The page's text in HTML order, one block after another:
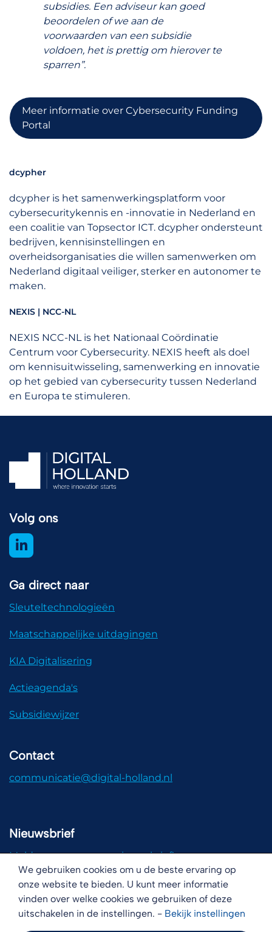
We gebruiken cookies om u de beste ervaring op
onze website te bieden. U kunt meer informatie
vinden over welke cookies we gebruiken of deze
uitschakelen in de instellingen. - Bekijk instellingen
subsidies. Een adviseur kan goed
beoordelen of we aan de
voorwaarden van een subsidie
voldoen, het is prettig om hierover te
sparren”.
Meer informatie over Cybersecurity Funding
Portal
dcypher
dcypher is het samenwerkingsplatform voor
cybersecuritykennis en -innovatie in Nederland en
een coalitie van Topsector ICT. dcypher ondersteunt
bedrijven, kennisinstellingen en
overheidsorganisaties die willen samenwerken om
Nederland digitaal veiliger, sterker en autonomer te
maken.
NEXIS | NCC-NL
NEXIS NCC-NL is het Nationaal Coördinatie
Centrum voor Cybersecurity. NEXIS heeft als doel
om kennisuitwisseling, samenwerking en innovatie
op het gebied van cybersecurity tussen Nederland
en Europa te stimuleren.
Volg ons
Ga direct naar
Sleuteltechnologieën
Maatschappelijke uitdagingen
KIA Digitalisering
Actieagenda's
Subsidiewijzer
Contact
communicatie@digital-holland.nl
Nieuwsbrief
Meld u aan voor onze nieuwsbrief!